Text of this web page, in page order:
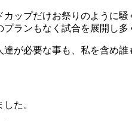
ップだけお祭りのように
ランもなく試合を展開し
が必要な事も、私を含め
た。